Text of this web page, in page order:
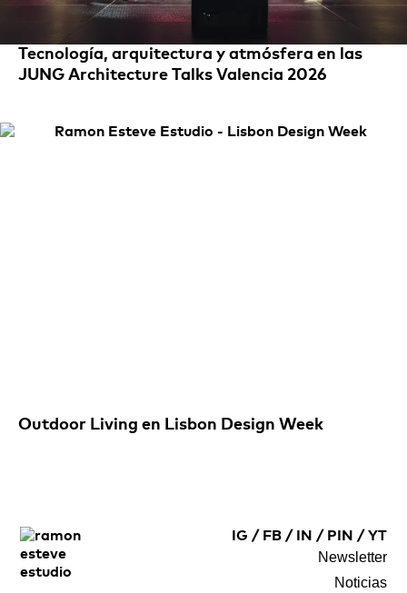
Tecnología, arquitectura y atmósfera en las
JUNG Architecture Talks Valencia 2026
Outdoor Living en Lisbon Design Week
IG / FB/ IN / PIN / YT
Newsletter
Noticias